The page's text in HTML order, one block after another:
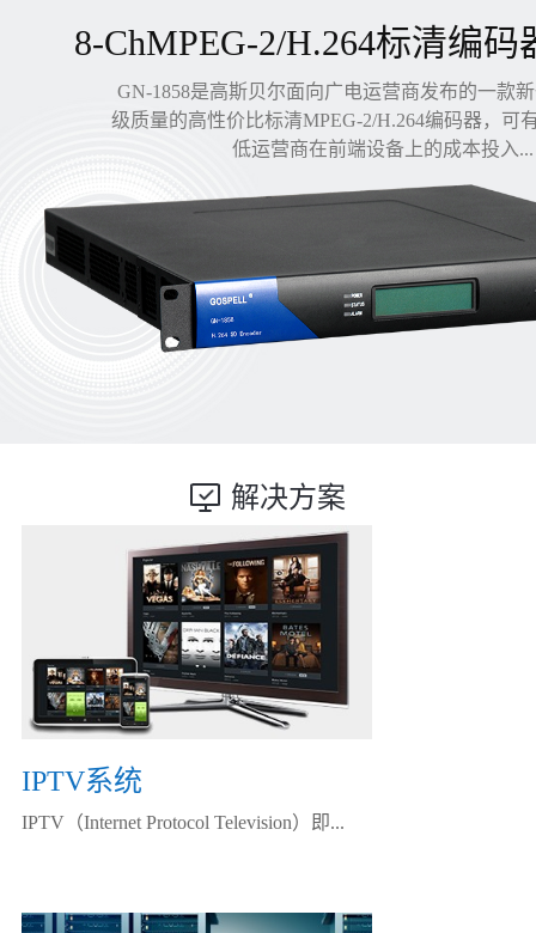
8-ChMPEG-2/H.264标清编码
GN-1858是高斯贝尔面向广电运营商发布的一款
级质量的高性价比标清MPEG-2/H.264编码器，可
低运营商在前端设备上的成本投入...
解决方案
IPTV系统
IPTV（Internet Protocol Television）即...